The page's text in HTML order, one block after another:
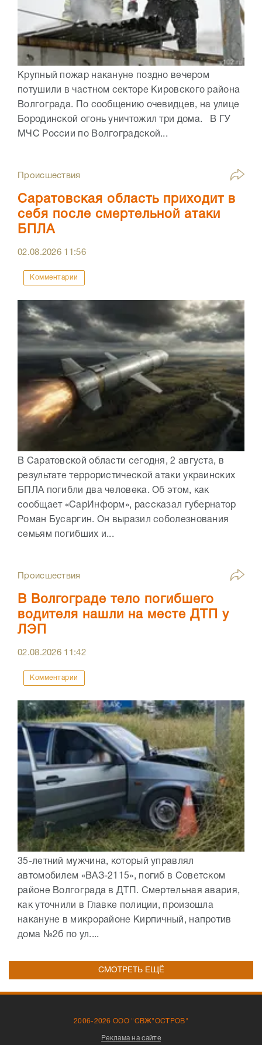
Крупный пожар накануне поздно вечером
потушили в частном секторе Кировского района
Волгограда. По сообщению очевидцев, на улице
Бородинской огонь уничтожил три дома. В ГУ
МЧС России по Волгоградской...
Происшествия
Саратовская область приходит в
себя после смертельной атаки
БПЛА
02.08.2026 11:56
Комментарии
В Саратовской области сегодня, 2 августа, в
результате террористической атаки украинских
БПЛА погибли два человека. Об этом, как
сообщает «СарИнформ», рассказал губернатор
Роман Бусаргин. Он выразил соболезнования
семьям погибших и...
Происшествия
В Волгограде тело погибшего
водителя нашли на месте ДТП у
ЛЭП
02.08.2026 11:42
Комментарии
35-летний мужчина, который управлял
автомобилем «ВАЗ-2115», погиб в Советском
районе Волгограда в ДТП. Смертельная авария,
как уточнили в Главке полиции, произошла
накануне в микрорайоне Кирпичный, напротив
дома №2б по ул....
СМОТРЕТЬ ЕЩЁ
2006-2026 ООО "СВЖ"ОСТРОВ"
Реклама на сайте